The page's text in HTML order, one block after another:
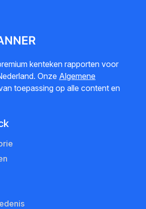
kenteken rapporten voor
Onze Algemene
toepassing op alle content en